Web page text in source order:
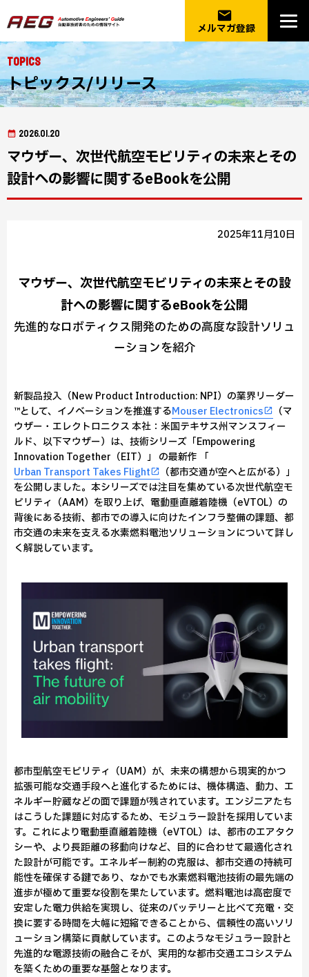
email
メルマガ登録
Topics
トピックス/リリース
2026.01.20
マウザー、次世代航空モビリティの未来とその
設計への影響に関するeBookを公開
2025年11月10日
マウザー、次世代航空モビリティの未来とその設
計への影響に関するeBookを公開
先進的なロボティクス開発のための高度な設計ソリュ
ーションを紹介
新製品投入（New Product Introduction: NPI）の業界リーダー
™として、イノベーションを推進するMouser Electronics
（マ
ウザー・エレクトロニクス 本社：米国テキサス州マンスフィー
ルド、以下マウザー）は、技術シリーズ「Empowering
Innovation Together（EIT）」 の最新作 「
Urban Transport Takes Flight
（都市交通が空へと広がる）」
を公開しました。本シリーズでは注目を集めている次世代航空モ
ビリティ（AAM）を取り上げ、電動垂直離着陸機（eVTOL）の
背後にある技術、都市での導入に向けたインフラ整備の課題、都
市交通の未来を支える水素燃料電池ソリューションについて詳し
く解説しています。
都市型航空モビリティ（UAM）が、未来の構想から現実的かつ
拡張可能な交通手段へと進化するためには、機体構造、動力、エ
ネルギー貯蔵などの面で課題が残されています。エンジニアたち
はこうした課題に対応するため、モジュラー設計を採用していま
す。これにより電動垂直離着陸機（eVTOL）は、都市のエアタク
シーや、より長距離の移動向けなど、目的に合わせて最適化され
た設計が可能です。エネルギー制約の克服は、都市交通の持続可
能性を確保する鍵であり、なかでも水素燃料電池技術の最先端の
進歩が極めて重要な役割を果たしています。燃料電池は高密度で
安定した電力供給を実現し、従来のバッテリーと比べて充電・交
換に要する時間を大幅に短縮できることから、信頼性の高いソリ
ューション構築に貢献しています。このようなモジュラー設計と
先進的な電源技術の融合こそが、実用的な都市交通エコシステム
を築くための重要な基盤となります。